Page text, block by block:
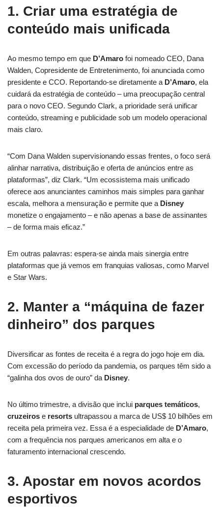
1. Criar uma estratégia de
conteúdo mais unificada
Ao mesmo tempo em que D’Amaro foi nomeado CEO, Dana
Walden, Copresidente de Entretenimento, foi anunciada como
presidente e CCO. Reportando-se diretamente a D’Amaro, ela
cuidará da estratégia de conteúdo – uma preocupação central
para o novo CEO. Segundo Clark, a prioridade será unificar
conteúdo, streaming e publicidade sob um modelo operacional
mais claro.
“Com Dana Walden supervisionando essas frentes, o foco será
alinhar narrativa, distribuição e oferta de anúncios entre as
plataformas”, diz Clark. “Um ecossistema mais unificado
oferece aos anunciantes caminhos mais simples para ganhar
escala, melhora a mensuração e permite que a Disney
monetize o engajamento – e não apenas a base de assinantes
– de forma mais eficaz.”
Em outras palavras: espera-se ainda mais sinergia entre
plataformas que já vemos em franquias valiosas, como Marvel
e Star Wars.
2. Manter a “máquina de fazer
dinheiro” dos parques
Diversificar as fontes de receita é a regra do jogo hoje em dia.
Com excessão do período da pandemia, os parques têm sido a
“galinha dos ovos de ouro” da Disney.
No último trimestre, a divisão que inclui parques temáticos,
cruzeiros e resorts ultrapassou a marca de US$ 10 bilhões em
receita pela primeira vez. Essa é a especialidade de D’Amaro,
com a frequência nos parques americanos em alta e o
faturamento internacional crescendo.
3. Apostar em novos acordos
esportivos